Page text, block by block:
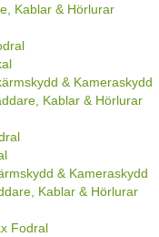
Kablar & Hörlurar
& Kameraskydd
Kablar & Hörlurar
& Kameraskydd
Kablar & Hörlurar
Fodral